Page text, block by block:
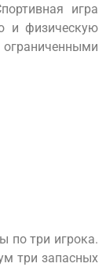
игра
и физическую
по три игрока.
три запасных